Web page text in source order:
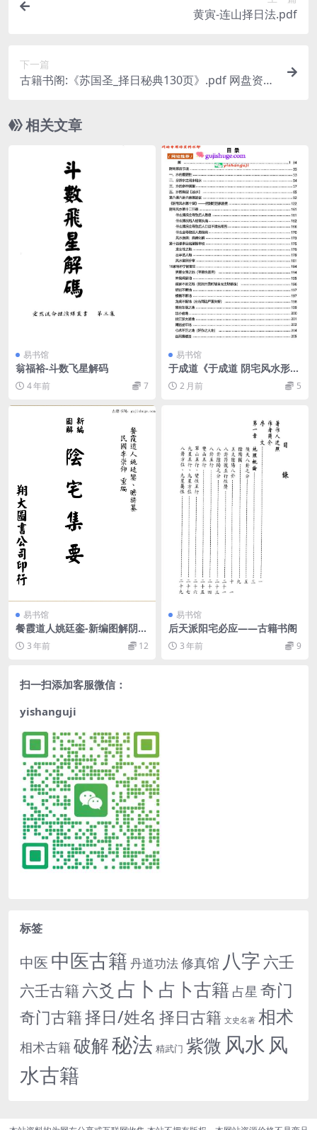
黄寅-连山择日法.pdf
下一篇
古籍书阁:《苏国圣_择日秘典130页》.pdf 网盘资源
相关文章
易书馆
翁福裕-斗数飞星解码
4 年前 7
易书馆
于成道《于成道 阴宅风水形峦
气》2 月前 5
易书馆
餐霞道人姚廷銮-新编图解阴宅
集要3 年前 12
易书馆
后天派阳宅必应——古籍书阁
3 年前 9
扫一扫添加客服微信：
yishanguji
标签
中医 中医古籍 丹道功法修真馆 八字 六壬
六壬古籍 六爻 占卜 占卜古籍 占星 奇门
奇门古籍择日/姓名 择日古籍 文史名著 相术
相术古籍破解秘法 精武门 紫微 风水 风
水古籍